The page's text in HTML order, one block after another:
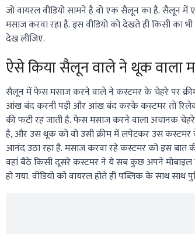
जो वायरल वीडियो सामने है वो एक सैलून का है.
मसाज करवा रहा है. इस वीडियो को देखते ही किसी का
देख लीजिए.
ऐसे किया सैलून वाले ने थूक वाला
सैलून में फेस मसाज करने वाले ने कस्टमर के चेहरे पर
आंख बंद करनी पड़ी और आंख बंद करके कस्टमर तो
की फटी रह जाती है. फेस मसाज करने वाला अचानक
है, और उस थूक को वो उसी क्रीम में लपेटकर उस
आनंद उठा रहा है. मसाज करवा रहे कस्टमर को इस
वहां बैठे किसी दूसरे कस्टमर ने ये सब कुछ अपने मोबाइल
हो गया. वीडियो को वायरल होते ही पब्लिक के साथ